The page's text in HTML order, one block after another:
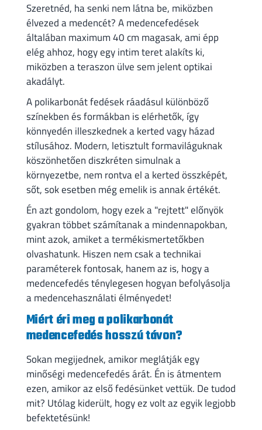
Szeretnéd, ha senki nem látna be, miközben
élvezed a medencét? A medencefedések
általában maximum 40 cm magasak, ami épp
elég ahhoz, hogy egy intim teret alakíts ki,
miközben a teraszon ülve sem jelent optikai
akadályt.
A polikarbonát fedések ráadásul különböző
színekben és formákban is elérhetők, így
könnyedén illeszkednek a kerted vagy házad
stílusához. Modern, letisztult formaviláguknak
köszönhetően diszkréten simulnak a
környezetbe, nem rontva el a kerted összképét,
sőt, sok esetben még emelik is annak értékét.
Én azt gondolom, hogy ezek a "rejtett" előnyök
gyakran többet számítanak a mindennapokban,
mint azok, amiket a termékismertetőkben
olvashatunk. Hiszen nem csak a technikai
paraméterek fontosak, hanem az is, hogy a
medencefedés ténylegesen hogyan befolyásolja
a medencehasználati élményedet!
Miért éri meg a polikarbonát
medencefedés hosszú távon?
Sokan megijednek, amikor meglátják egy
minőségi medencefedés árát. Én is átmentem
ezen, amikor az első fedésünket vettük. De tudod
mit? Utólag kiderült, hogy ez volt az egyik legjobb
befektetésünk!